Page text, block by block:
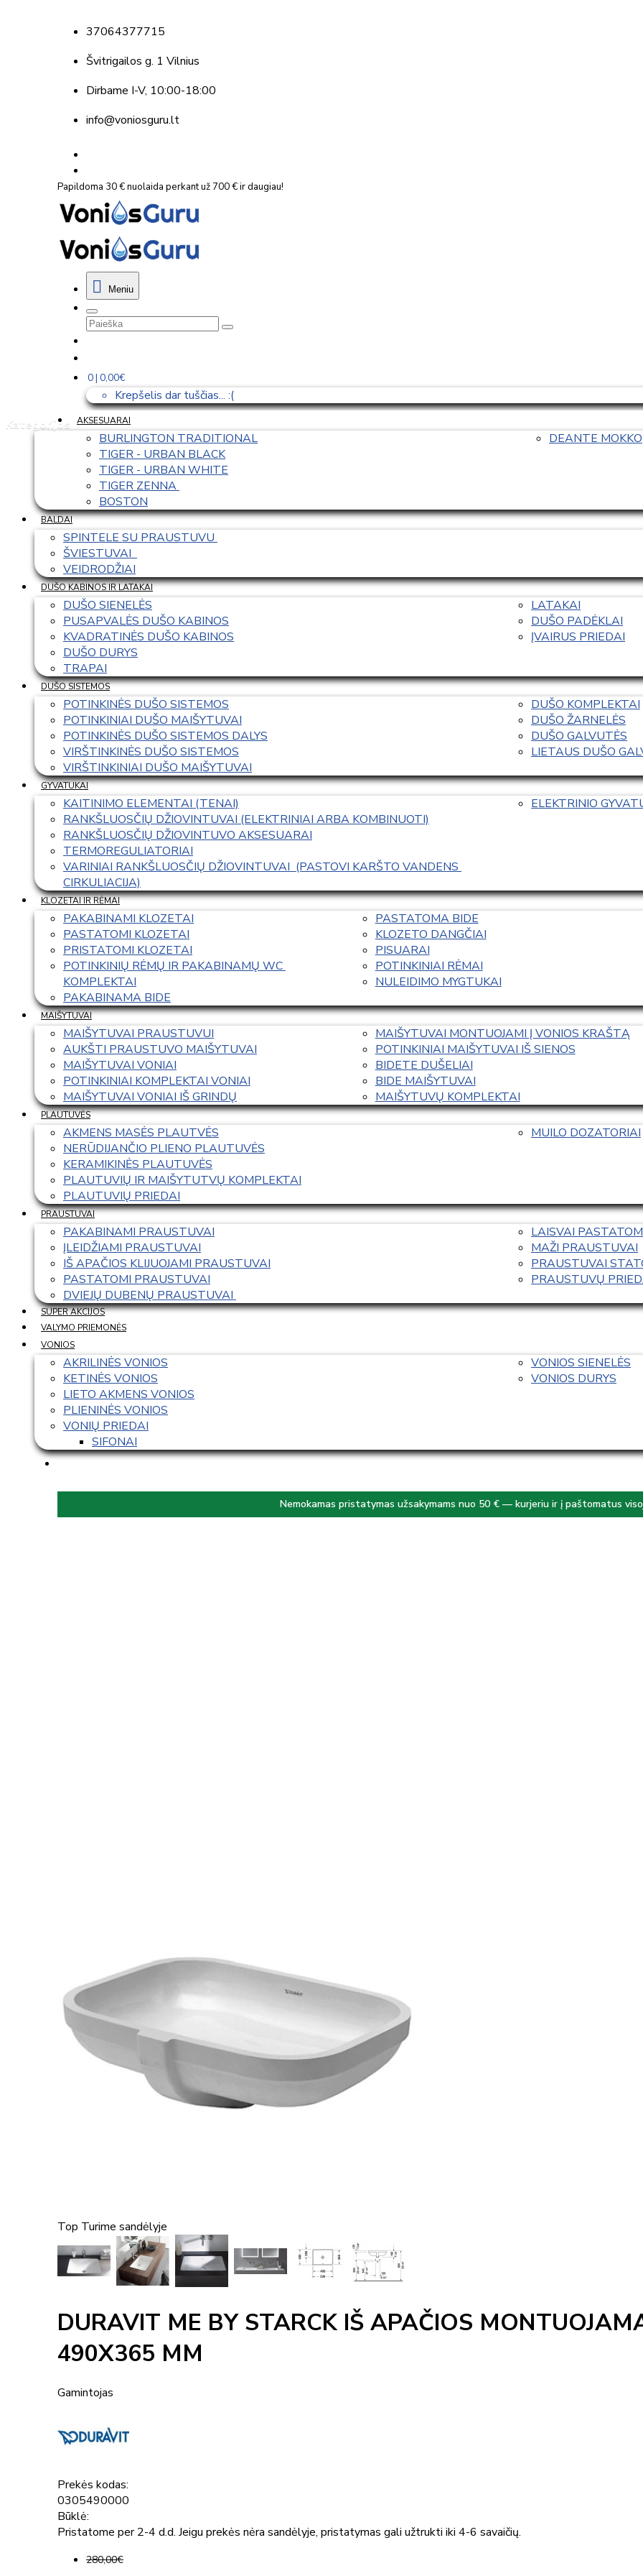
37064377715
Švitrigailos g. 1 Vilnius
Dirbame I-V, 10:00-18:00
info@voniosguru.lt
Papildoma 30 € nuolaida perkant už 700 € ir daugiau!
Meniu
0 | 0,00€
Krepšelis dar tuščias... :(
Kategorijos
AKSESUARAI
BURLINGTON TRADITIONAL
TIGER - URBAN BLACK
TIGER - URBAN WHITE
TIGER ZENNA
BOSTON
DEANTE MOKKO
BALDAI
SPINTELE SU PRAUSTUVU
ŠVIESTUVAI
VEIDRODŽIAI
DUŠO KABINOS IR LATAKAI
DUŠO SIENELĖS
PUSAPVALĖS DUŠO KABINOS
KVADRATINĖS DUŠO KABINOS
DUŠO DURYS
TRAPAI
LATAKAI
DUŠO PADĖKLAI
ĮVAIRUS PRIEDAI
DUŠO SISTEMOS
POTINKINĖS DUŠO SISTEMOS
POTINKINIAI DUŠO MAIŠYTUVAI
POTINKINĖS DUŠO SISTEMOS DALYS
VIRŠTINKINĖS DUŠO SISTEMOS
VIRŠTINKINIAI DUŠO MAIŠYTUVAI
DUŠO KOMPLEKTAI
DUŠO ŽARNELĖS
DUŠO GALVUTĖS
LIETAUS DUŠO
GYVATUKAI
KAITINIMO ELEMENTAI (TENAI)
RANKŠLUOSČIŲ DŽIOVINTUVAI (ELEKTRINIAI ARBA KOMBINUOTI)
RANKŠLUOSČIŲ DŽIOVINTUVO AKSESUARAI
TERMOREGULIATORIAI
VARINIAI RANKŠLUOSČIŲ DŽIOVINTUVAI  (PASTOVI KARŠTO VANDENS
CIRKULIACIJA)
ELEKTRINIO
KLOZETAI IR RĖMAI
PAKABINAMI KLOZETAI
PASTATOMI KLOZETAI
PRISTATOMI KLOZETAI
POTINKINIŲ RĖMŲ IR PAKABINAMŲ WC
KOMPLEKTAI
PAKABINAMA BIDE
PASTATOMA BIDE
KLOZETO DANGČIAI
PISUARAI
POTINKINIAI RĖMAI
NULEIDIMO MYGTUKAI
MAIŠYTUVAI
MAIŠYTUVAI PRAUSTUVUI
AUKŠTI PRAUSTUVO MAIŠYTUVAI
MAIŠYTUVAI VONIAI
POTINKINIAI KOMPLEKTAI VONIAI
MAIŠYTUVAI VONIAI IŠ GRINDŲ
MAIŠYTUVAI MONTUOJAMI Į VONIOS KRAŠTĄ
POTINKINIAI MAIŠYTUVAI IŠ SIENOS
BIDETE DUŠELIAI
BIDE MAIŠYTUVAI
MAIŠYTUVŲ KOMPLEKTAI
PLAUTUVĖS
AKMENS MASĖS PLAUTVĖS
NERŪDIJANČIO PLIENO PLAUTUVĖS
KERAMIKINĖS PLAUTUVĖS
PLAUTUVIŲ IR MAIŠYTUTVŲ KOMPLEKTAI
PLAUTUVIŲ PRIEDAI
MUILO DOZATORIAI
PRAUSTUVAI
PAKABINAMI PRAUSTUVAI
ĮLEIDŽIAMI PRAUSTUVAI
IŠ APAČIOS KLIJUOJAMI PRAUSTUVAI
PASTATOMI PRAUSTUVAI
DVIEJŲ DUBENŲ PRAUSTUVAI
LAISVAI
MAŽI PRAUSTUVAI
PRAUSTUVAI
PRAUSTUVŲ
SUPER AKCIJOS
VALYMO PRIEMONĖS
VONIOS
AKRILINĖS VONIOS
KETINĖS VONIOS
LIETO AKMENS VONIOS
PLIENINĖS VONIOS
VONIŲ PRIEDAI
SIFONAI
VONIOS SIENELĖS
VONIOS DURYS
Nemokamas pristatymas užsakymams nuo 50 € — kurjeriu ir į paštomatus
Top Turime sandėlyje
DURAVIT ME BY STARCK IŠ APAČIOS
490X365 MM
Gamintojas
Prekės kodas:
0305490000
Būklė:
Pristatome per 2-4 d.d. Jeigu prekės nėra sandėlyje, pristatymas gali užtrukti iki 4-6 savaičių.
280,00€